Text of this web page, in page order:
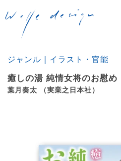
ジャンル｜イラスト・官能
癒しの湯 純情女将のお慰め
葉月奏太 （実業之日本社）